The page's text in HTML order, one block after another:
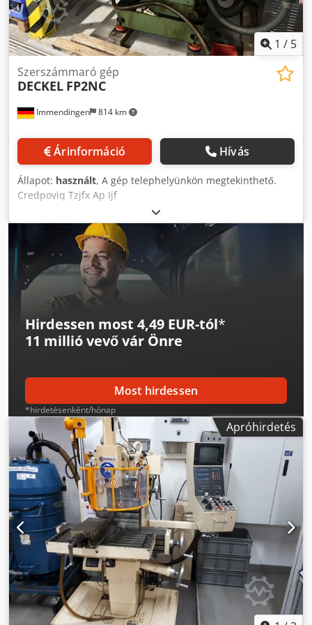
1 / 5
Immendingen 814 km
Szerszámmaró gép
DECKEL FP2NC
Árinformáció Hívás
Állapot: használt, A gép telephelyünkön megtekinthető.
Credpoviq Tzjfx Ap Ijf
Hirdessen most 4,49 EUR-tól*
11 millió vevővár Önre
Most hirdessen
*hirdetésenként/hónap
Apróhirdetés